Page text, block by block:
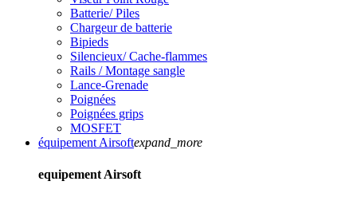
Batterie/ Piles
Chargeur de batterie
Bipieds
Silencieux/ Cache-flammes
Rails / Montage sangle
Lance-Grenade
Poignées
Poignées grips
MOSFET
équipement Airsoftexpand_more
equipement Airsoft